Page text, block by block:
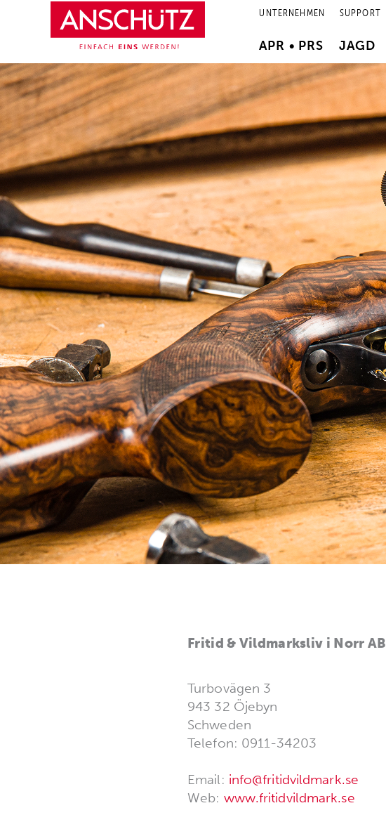
UNTERNEHMEN SUPPORT
APR • PRS JAGD
Fritid & Vildmarksliv i Norr AB
Turbovägen 3
943 32 Öjebyn
Schweden
Telefon: 0911-34203
Email: info@fritidvildmark.se
Web: www.fritidvildmark.se